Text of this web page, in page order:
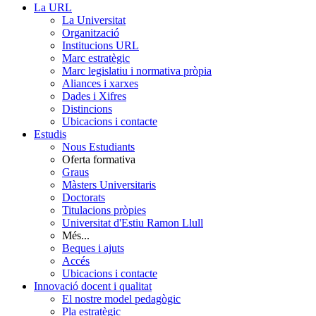
La URL
La Universitat
Organització
Institucions URL
Marc estratègic
Marc legislatiu i normativa pròpia
Aliances i xarxes
Dades i Xifres
Distincions
Ubicacions i contacte
Estudis
Nous Estudiants
Oferta formativa
Graus
Màsters Universitaris
Doctorats
Titulacions pròpies
Universitat d'Estiu Ramon Llull
Més...
Beques i ajuts
Accés
Ubicacions i contacte
Innovació docent i qualitat
El nostre model pedagògic
Pla estratègic